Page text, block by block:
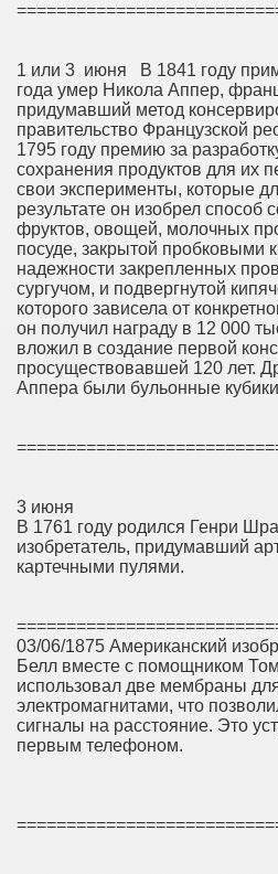
1 или 3 июня В 1841 году
года умер Никола Аппер,
придумавший метод
правительство Французской
1795 году премию за
сохранения продуктов для их
свои эксперименты, которые
результате он изобрел способ
фруктов, овощей, молочных
посуде, закрытой пробковыми
надежности закрепленных
сургучом, и подвергнутой
которого зависела от
он получил награду в 12 000
вложил в создание первой
просуществовавшей 120 лет.
Аппера были бульонные
3 июня
В 1761 году родился Генри
изобретатель, придумавший
картечными пулями.
03/06/1875 Американский
Белл вместе с помощником
использовал две мембраны
электромагнитами, что
сигналы на расстояние. Это
первым телефоном.